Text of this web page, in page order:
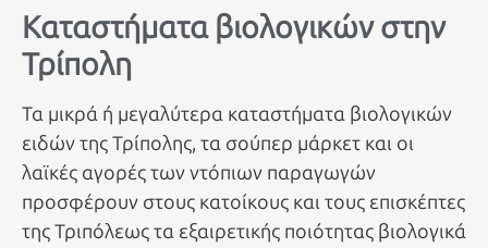
Καταστήματα βιολογικών στην
Τρίπολη
Τα μικρά ή μεγαλύτερα καταστήματα βιολογικών
ειδών της Τρίπολης, τα σούπερ μάρκετ και οι
λαϊκές αγορές των ντόπιων παραγωγών
προσφέρουν στους κατοίκους και τους επισκέπτες
της Τριπόλεως τα εξαιρετικής ποιότητας βιολογικά